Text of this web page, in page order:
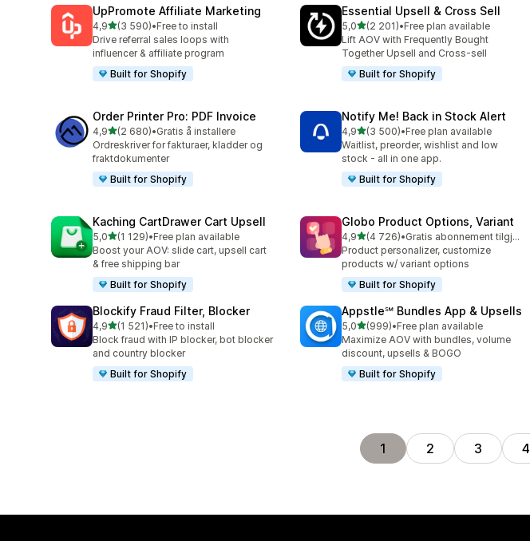
UpPromote Affiliate Marketing
4,9av 5 stjerner
(3 590)
Totalt 3590 omtaler
•Free to install
Drive referral sales loops with
influencer & affiliate program
Built for Shopify
Essential Upsell & Cross Sell
5,0av 5 stjerner
(2 201)
Totalt 2201 omtaler
•Free plan available
Lift AOV with Frequently Bought
Together Upsell and Cross-sell
Built for Shopify
Order Printer Pro: PDF Invoice
4,9av 5 stjerner
(2 680)
Totalt 2680 omtaler
•Gratis å installere
Ordreskriver for fakturaer, kladder og
fraktdokumenter
Built for Shopify
Notify Me! Back in Stock Alert
4,9av 5 stjerner
(3 500)
Totalt 3500 omtaler
•Free plan available
Waitlist, preorder, wishlist and low
stock - all in one app.
Built for Shopify
Kaching CartDrawer Cart Upsell
5,0av 5 stjerner
(1 129)
Totalt 1129 omtaler
•Free plan available
Boost your AOV: slide cart, upsell cart
& free shipping bar
Built for Shopify
Globo Product Options, Variant
4,9av 5 stjerner
(4 726)
Totalt 4726 omtaler
•
Gratis abonnement tilgjengelig
Product personalizer, customize
products w/ variant options
Built for Shopify
Blockify Fraud Filter, Blocker
4,9av 5 stjerner
(1 521)
Totalt 1521 omtaler
•Free to install
Block fraud with IP blocker, bot blocker
and country blocker
Built for Shopify
Appstle℠ Bundles App & Upsells
5,0av 5 stjerner
(999)
Totalt 999 omtaler
•Free plan available
Maximize AOV with bundles, volume
discount, upsells & BOGO
Built for Shopify
1 2 3 4